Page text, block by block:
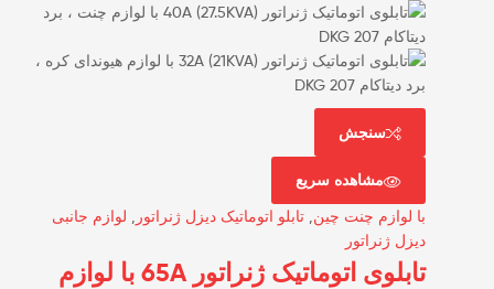
سنجش
مشاهده سریع
با لوازم چنت چین تابلو اتوماتیک دیزل ژنراتور
لوازم جانبی
دیزل ژنراتور
تابلوی اتوماتیک ژنراتور 65A با لوازم